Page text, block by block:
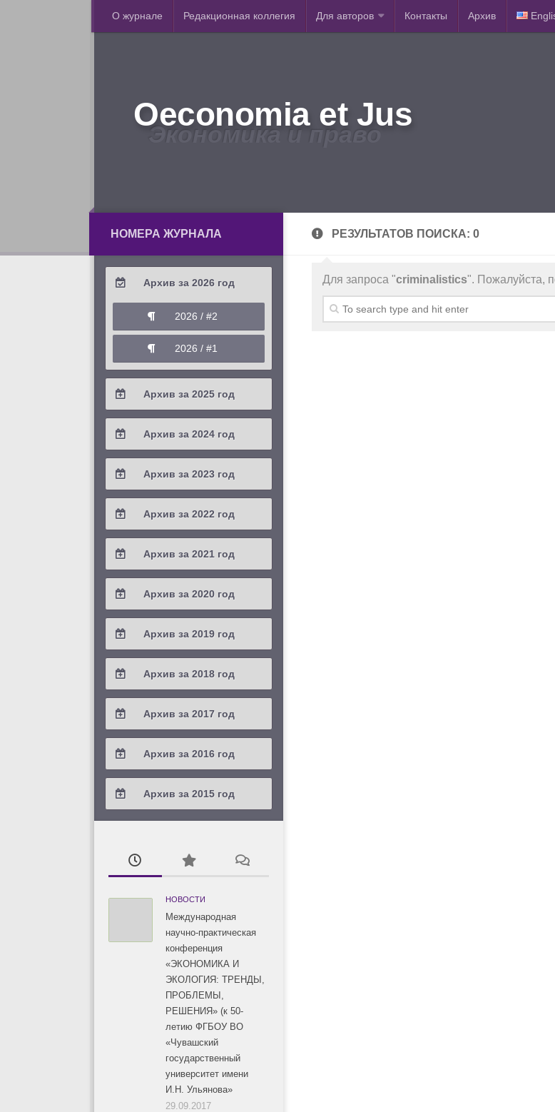
О журнале Редакционная коллегия Для авторов Контакты Архив
Oeconomia et Jus
Экономика и право
РЕЗУЛЬТАТОВ ПОИСКА: 0
Для запроса "criminalistics". Пожалуйста,
НОМЕРА ЖУРНАЛА
Архив за 2026 год
2026 / #2
2026 / #1
Архив за 2025 год
2025 / #4
2025 / #3
2025 / #1
Архив за 2024 год
2024 / #4
2024 / #3
2024 / #1
Архив за 2023 год
2023 / #4
2023 / #3
2023 / #1
Архив за 2022 год
2022 / #4
2022 / #3
2022 / #1
Архив за 2021 год
2021 / #4
2021 / #3
2021 / #1
Архив за 2020 год
2020 / #4
2020 / #3
2020 / #1
Архив за 2019 год
2019 / #4
2019 / #3
2019 / #1
Архив за 2018 год
2018 / #4
2018 / #3
2018 / #1
Архив за 2017 год
2017 / #4
2017 / #3
Архив за 2016 год
2016 / #4
2016 / #3
Архив за 2015 год
2015 / #3
2015 / #2
НОВОСТИ
Международная
научно-практическая
конференция
«ЭКОНОМИКА И
ЭКОЛОГИЯ: ТРЕНДЫ,
ПРОБЛЕМЫ,
РЕШЕНИЯ» (к 50-
летию ФГБОУ ВО
«Чувашский
государственный
университет имени
И.Н. Ульянова»
29.09.2017